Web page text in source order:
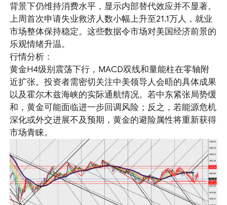
背景下仍维持消费水平，显示内部替代效应并不显著。
上周首次申请失业救济人数小幅上升至21.1万人，就业
市场整体保持稳定。这些数据令市场对美国经济前景的
乐观情绪升温。
行情分析：
黄金H4级别震荡下行，MACD双线和量能柱在零轴附
近扩张。投资者需密切关注中美领导人会晤的具体成果
以及霍尔木兹海峡的实际通航情况。若中东紧张局势缓
和，黄金可能面临进一步回调风险；反之，若能源危机
深化或外交进展不及预期，黄金的避险属性将重新获得
市场青睐。